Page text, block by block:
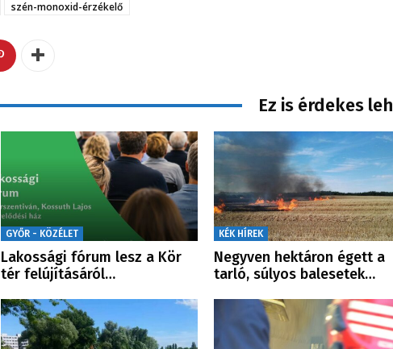
szén-monoxid-érzékelő
Ez is érdekes
GYŐR - KÖZÉLET
Lakossági fórum lesz a Kör
tér felújításáról…
KÉK HÍREK
Negyven hektáron égett a
tarló, súlyos balesetek…